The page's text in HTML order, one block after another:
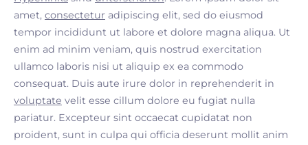
amet, consectetur adipiscing elit, sed do eiusmod
tempor incididunt ut labore et dolore magna aliqua. Ut
enim ad minim veniam, quis nostrud exercitation
ullamco laboris nisi ut aliquip ex ea commodo
consequat. Duis aute irure dolor in reprehenderit in
voluptate velit esse cillum dolore eu fugiat nulla
pariatur. Excepteur sint occaecat cupidatat non
proident, sunt in culpa qui officia deserunt mollit anim